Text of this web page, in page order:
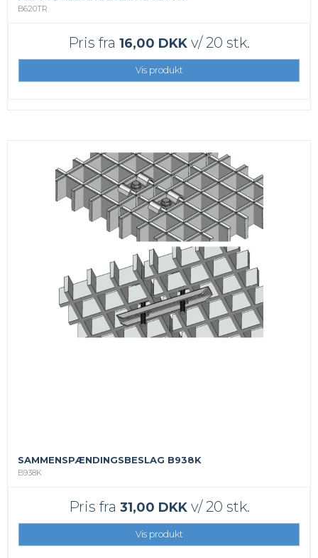
B620TR
Pris fra 16,00 DKK v/ 20 stk.
Vis produkt
SAMMENSPÆNDINGSBESLAG B938K
B938K
Pris fra 31,00 DKKv/ 20 stk.
Vis produkt